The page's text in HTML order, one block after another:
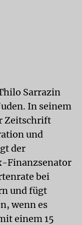
Sarrazin
In seinem
Zeitschrift
und
der
Finanzsenator
bei
und fügt
wenn es
einem 15